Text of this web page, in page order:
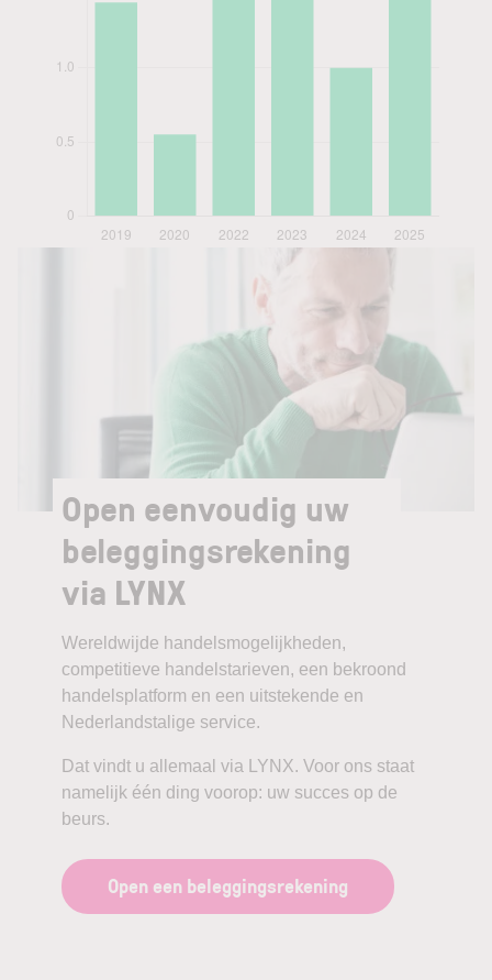
Open eenvoudig uw
beleggingsrekening
via LYNX
Wereldwijde handelsmogelijkheden,
competitieve handelstarieven, een bekroond
handelsplatform en een uitstekende en
Nederlandstalige service.
Dat vindt u allemaal via LYNX. Voor ons staat
namelijk één ding voorop: uw succes op de
beurs.
Open een beleggingsrekening